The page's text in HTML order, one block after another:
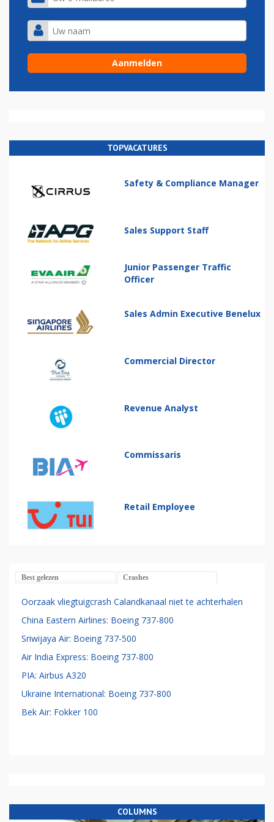
TOPVACATURES
Safety & Compliance Manager
Sales Support Staff
Junior Passenger Traffic
Officer
Sales Admin Executive Benelux
Commercial Director
Revenue Analyst
Commissaris
Retail Employee
Best gelezen Crashes
Oorzaak vliegtuigcrash Calandkanaal niet te achterhalen
China Eastern Airlines: Boeing 737-800
Sriwijaya Air: Boeing 737-500
Air India Express: Boeing 737-800
PIA: Airbus A320
Ukraine International: Boeing 737-800
Bek Air: Fokker 100
COLUMNS